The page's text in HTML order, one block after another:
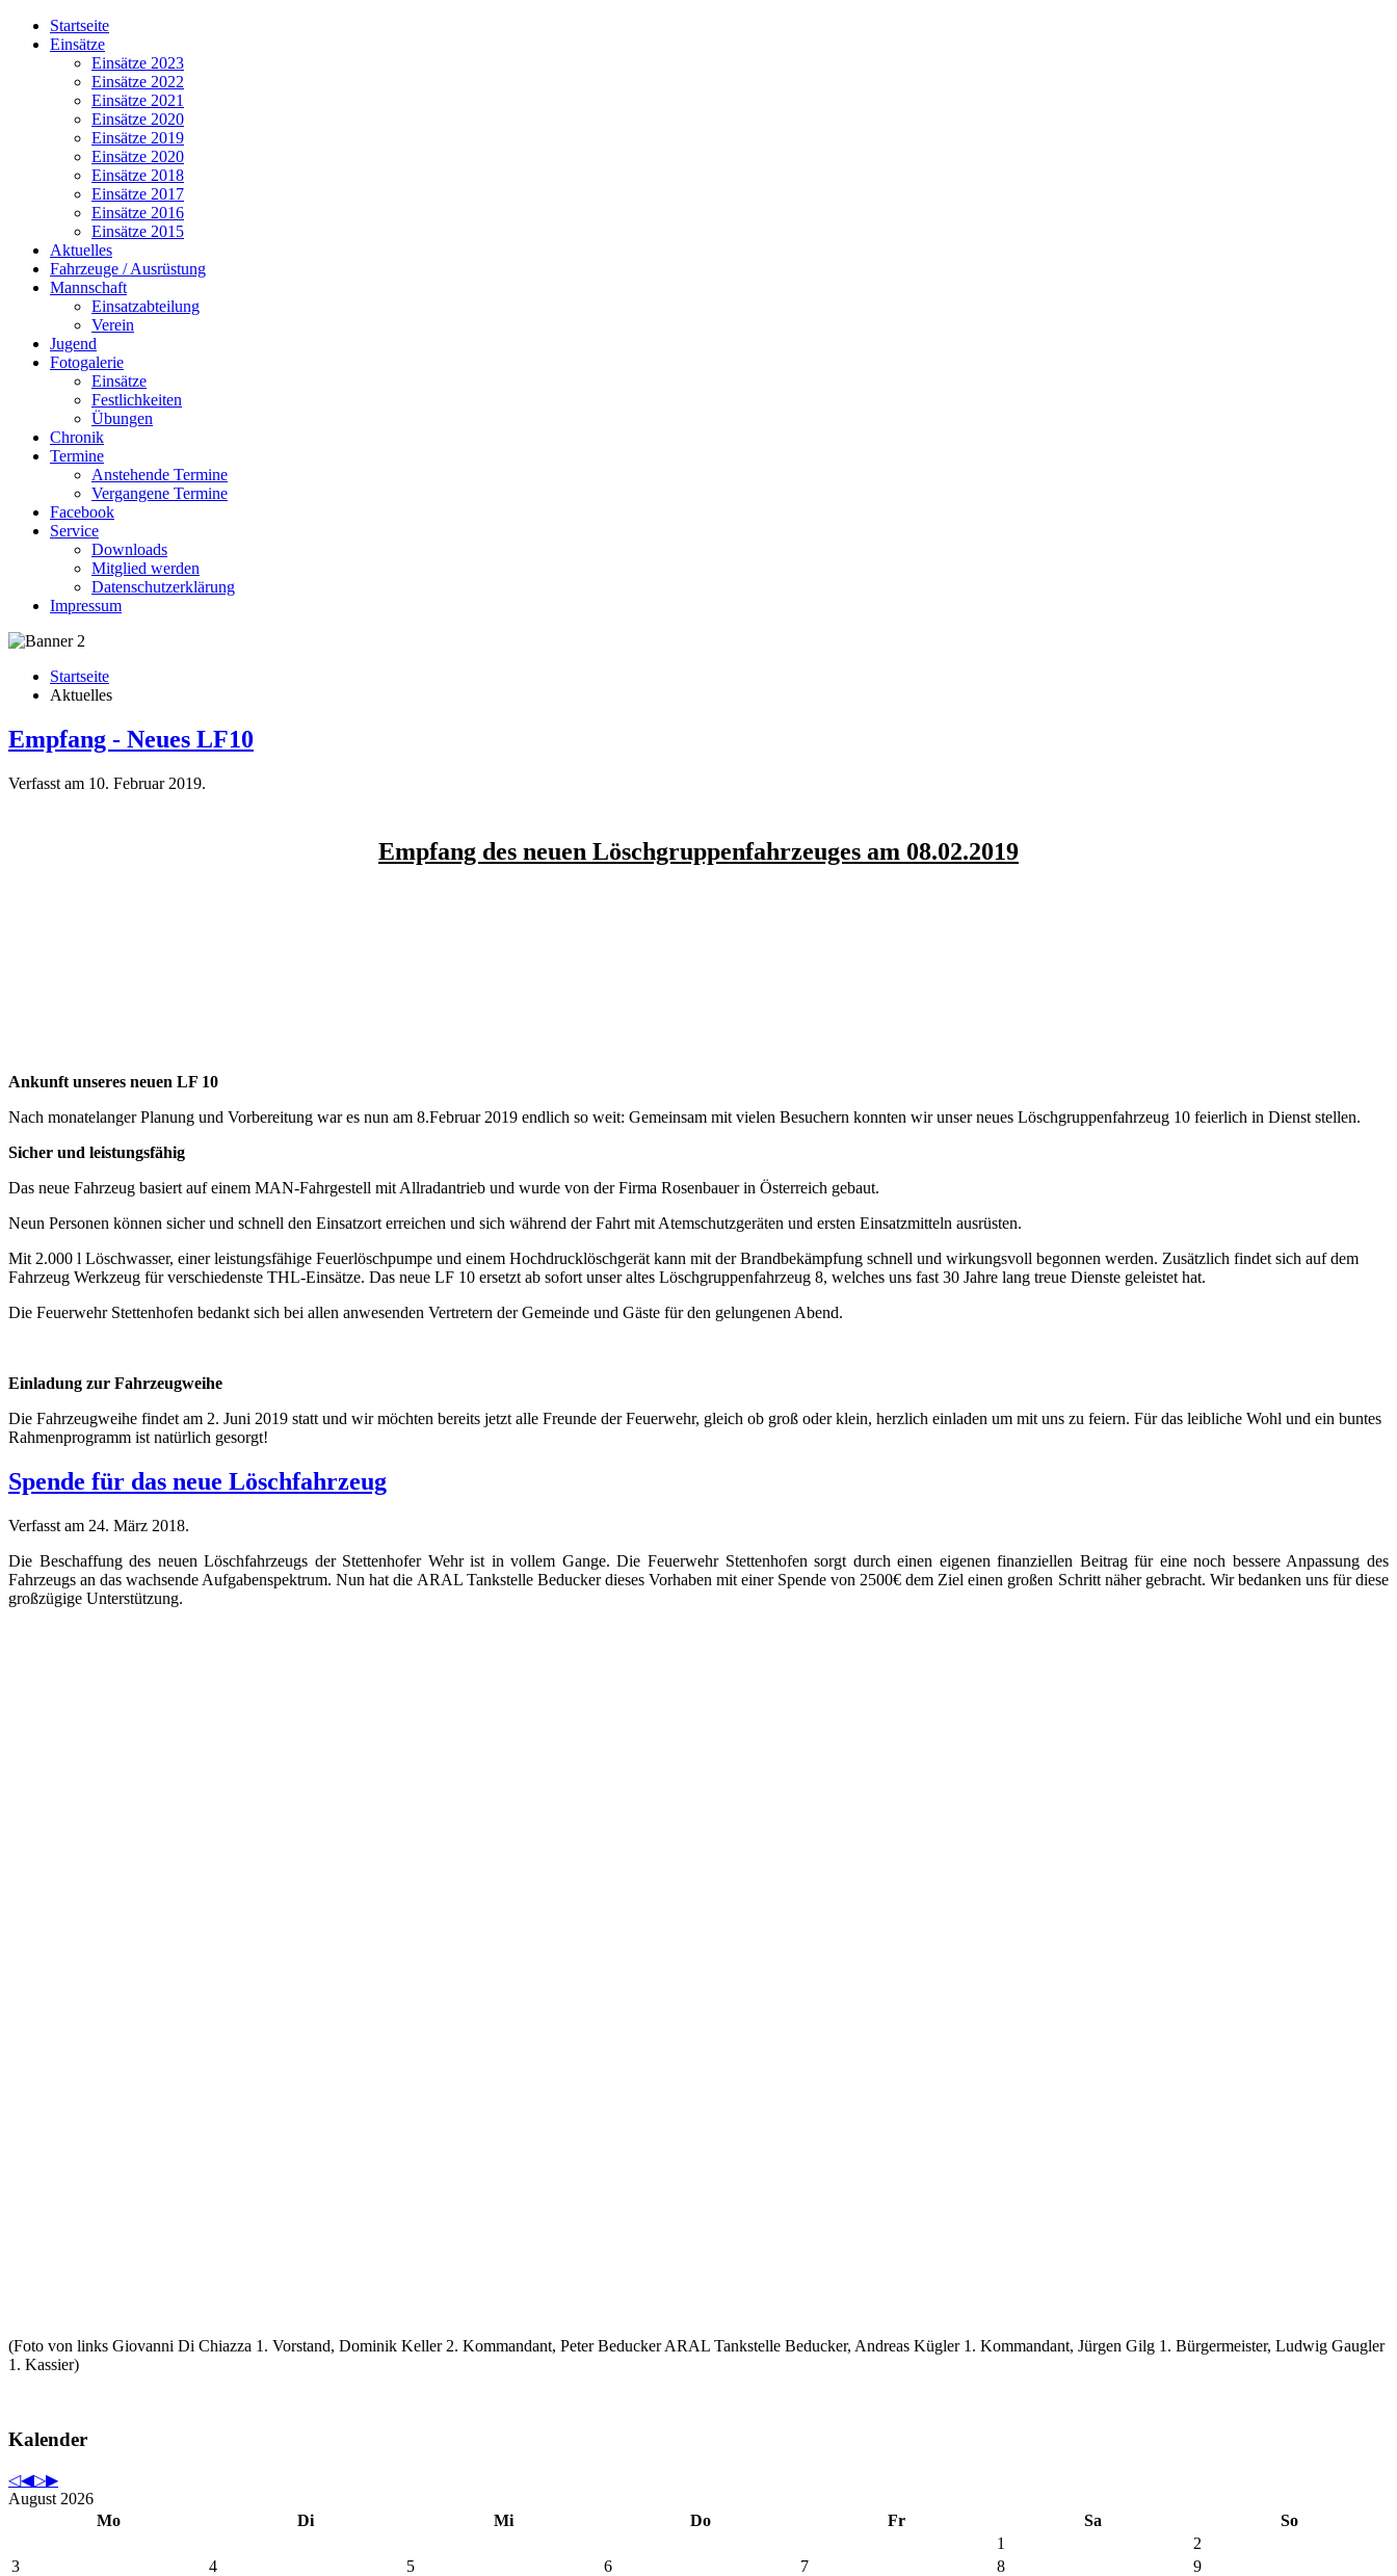
Startseite
Einsätze
Einsätze 2023
Einsätze 2022
Einsätze 2021
Einsätze 2020
Einsätze 2019
Einsätze 2020
Einsätze 2018
Einsätze 2017
Einsätze 2016
Einsätze 2015
Aktuelles
Fahrzeuge / Ausrüstung
Mannschaft
Einsatzabteilung
Verein
Jugend
Fotogalerie
Einsätze
Festlichkeiten
Übungen
Chronik
Termine
Anstehende Termine
Vergangene Termine
Facebook
Service
Downloads
Mitglied werden
Datenschutzerklärung
Impressum
Startseite
Aktuelles
Empfang - Neues LF10
Verfasst am 10. Februar 2019.
Empfang des neuen Löschgruppenfahrzeuges am 08.02.2019
Ankunft unseres neuen LF 10
Nach monatelanger Planung und Vorbereitung war es nun am 8.Februar 2019 endlich so weit: Gemeinsam mit vielen Besuchern konnten wir unser neues Löschgruppenfahrzeug 10 feierlich in Dienst stellen.
Sicher und leistungsfähig
Das neue Fahrzeug basiert auf einem MAN-Fahrgestell mit Allradantrieb und wurde von der Firma Rosenbauer in Österreich gebaut.
Neun Personen können sicher und schnell den Einsatzort erreichen und sich während der Fahrt mit Atemschutzgeräten und ersten Einsatzmitteln ausrüsten.
Mit 2.000 l Löschwasser, einer leistungsfähige Feuerlöschpumpe und einem Hochdrucklöschgerät kann mit der Brandbekämpfung schnell und wirkungsvoll begonnen werden. Zusätzlich findet sich auf dem
Fahrzeug Werkzeug für verschiedenste THL-Einsätze. Das neue LF 10 ersetzt ab sofort unser altes Löschgruppenfahrzeug 8, welches uns fast 30 Jahre lang treue Dienste geleistet hat.
Die Feuerwehr Stettenhofen bedankt sich bei allen anwesenden Vertretern der Gemeinde und Gäste für den gelungenen Abend.
Einladung zur Fahrzeugweihe
Die Fahrzeugweihe findet am 2. Juni 2019 statt und wir möchten bereits jetzt alle Freunde der Feuerwehr, gleich ob groß oder klein, herzlich einladen um mit uns zu feiern. Für das leibliche Wohl und ein buntes
Rahmenprogramm ist natürlich gesorgt!
Spende für das neue Löschfahrzeug
Verfasst am 24. März 2018.
Die Beschaffung des neuen Löschfahrzeugs der Stettenhofer Wehr ist in vollem Gange. Die Feuerwehr Stettenhofen sorgt durch einen eigenen finanziellen Beitrag für eine noch bessere Anpassung des
Fahrzeugs an das wachsende Aufgabenspektrum. Nun hat die ARAL Tankstelle Beducker dieses Vorhaben mit einer Spende von 2500€ dem Ziel einen großen Schritt näher gebracht. Wir bedanken uns für diese
großzügige Unterstützung.
(Foto von links Giovanni Di Chiazza 1. Vorstand, Dominik Keller 2. Kommandant, Peter Beducker ARAL Tankstelle Beducker, Andreas Kügler 1. Kommandant, Jürgen Gilg 1. Bürgermeister, Ludwig Gaugler
1. Kassier)
Kalender
Monat
JahrMonat
August 2026
Mo
Di Mi Do Fr Sa
So
1
2
3
4 5 6 7 8
9